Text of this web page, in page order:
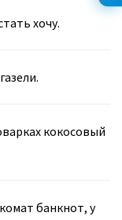
хочу.
кокосовый
банкнот, у